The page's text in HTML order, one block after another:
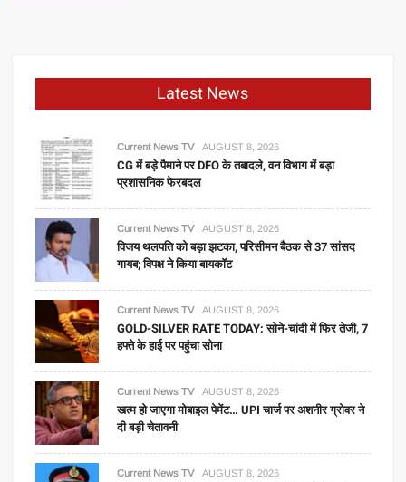
Latest News
Current News TV AUGUST 8, 2026
CG में बड़े पैमाने पर DFO के तबादले, वन विभाग में बड़ा
प्रशासनिक फेरबदल
Current News TV AUGUST 8, 2026
विजय थलपति को बड़ा झटका, परिसीमन बैठक से 37 सांसद
गायब; विपक्ष ने किया बायकॉट
Current News TV AUGUST 8, 2026
GOLD-SILVER RATE TODAY: सोने-चांदी में फिर तेजी, 7
हफ्ते के हाई पर पहुंचा सोना
Current News TV AUGUST 8, 2026
खत्म हो जाएगा मोबाइल पेमेंट… UPI चार्ज पर अशनीर ग्रोवर ने
दी बड़ी चेतावनी
Current News TV AUGUST 8, 2026